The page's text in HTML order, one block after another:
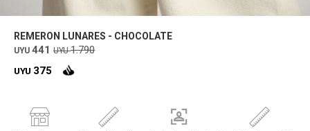
REMERON LUNARES - CHOCOLATE
UYU 441 UYU 1.790
UYU 375